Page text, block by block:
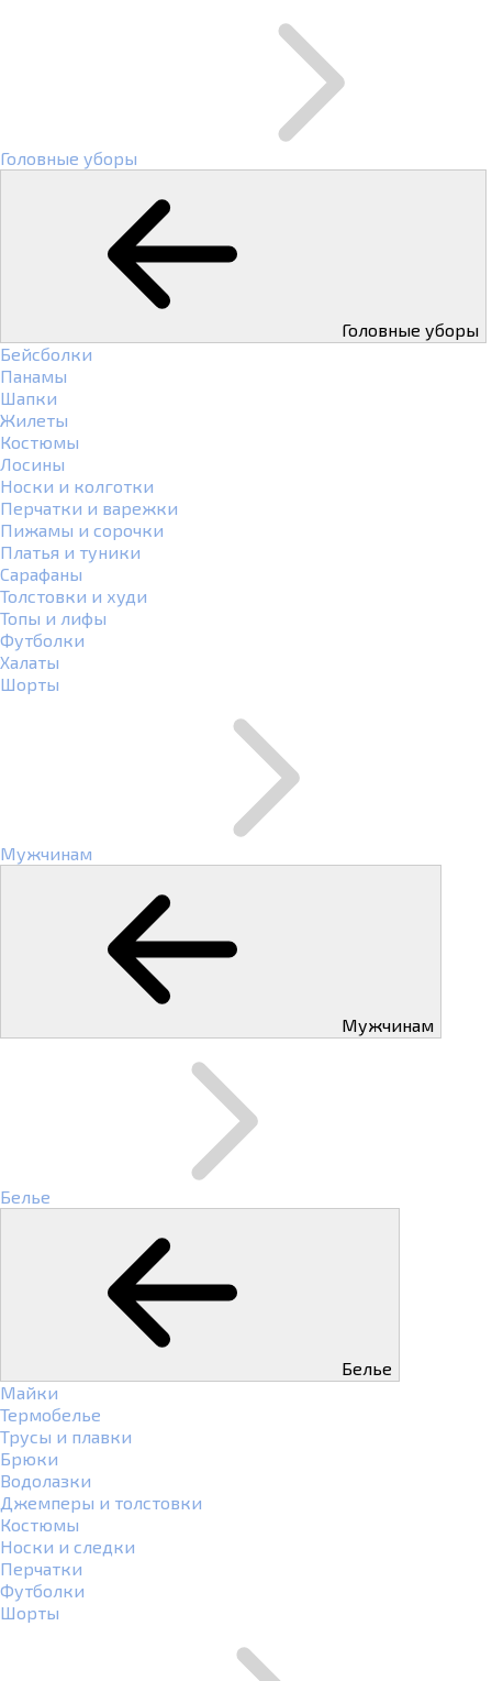
Головные уборы
Головные уборы
Бейсболки
Панамы
Шапки
Жилеты
Костюмы
Лосины
Носки и колготки
Перчатки и варежки
Пижамы и сорочки
Платья и туники
Сарафаны
Толстовки и худи
Топы и лифы
Футболки
Халаты
Шорты
Мужчинам
Мужчинам
Белье
Белье
Майки
Термобелье
Трусы и плавки
Брюки
Водолазки
Джемперы и толстовки
Костюмы
Носки и следки
Перчатки
Футболки
Шорты